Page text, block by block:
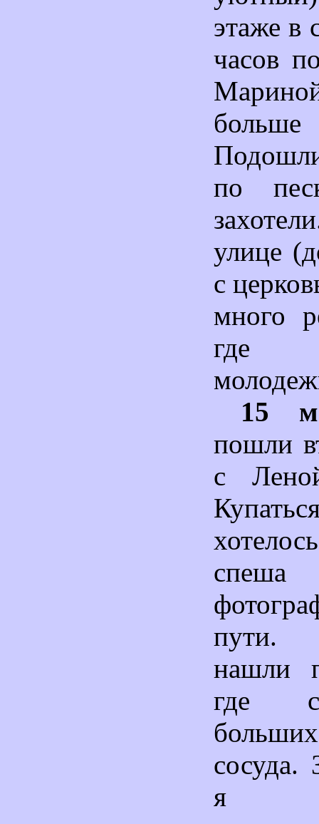
этаже в
часов
по
улице
с
много
где
15
пошли
с
спеша
пути.
нашли
где
я